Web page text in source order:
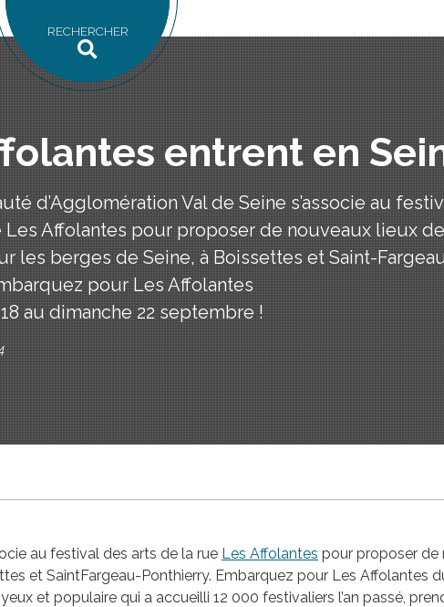
RECHERCHER
entrent en
d’Agglomération Val de Seine s’associe au
Les Affolantes pour proposer de nouveaux lieux de
les berges de Seine, à Boissettes et Saint-
pour Les Affolantes
au dimanche 22 septembre !
au festival des arts de la rue Les Affolantes pour proposer de
et SaintFargeau-Ponthierry. Embarquez pour Les Affolantes
et populaire qui a accueilli 12 000 festivaliers l’an passé,